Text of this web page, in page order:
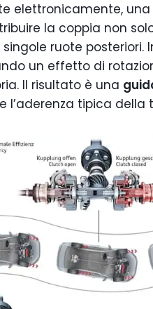
elettronicamente,
la coppia non
ruote posteriori.
un effetto di
Il risultato è una
l’aderenza tipica della